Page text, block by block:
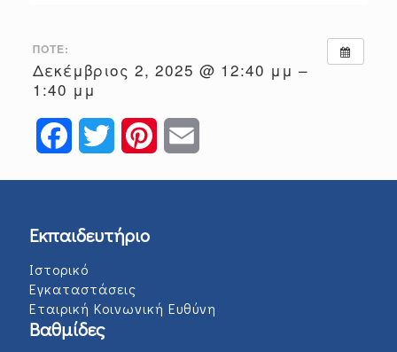
ΠΌΤΕ:
Δεκέμβριος 2, 2025 @ 12:40 μμ –
1:40 μμ
FacebookTwitter Pinterest
Εκπαιδευτήριο
Ιστορικό
Εγκαταστάσεις
Εταιρική Κοινωνική Ευθύνη
Βαθμίδες